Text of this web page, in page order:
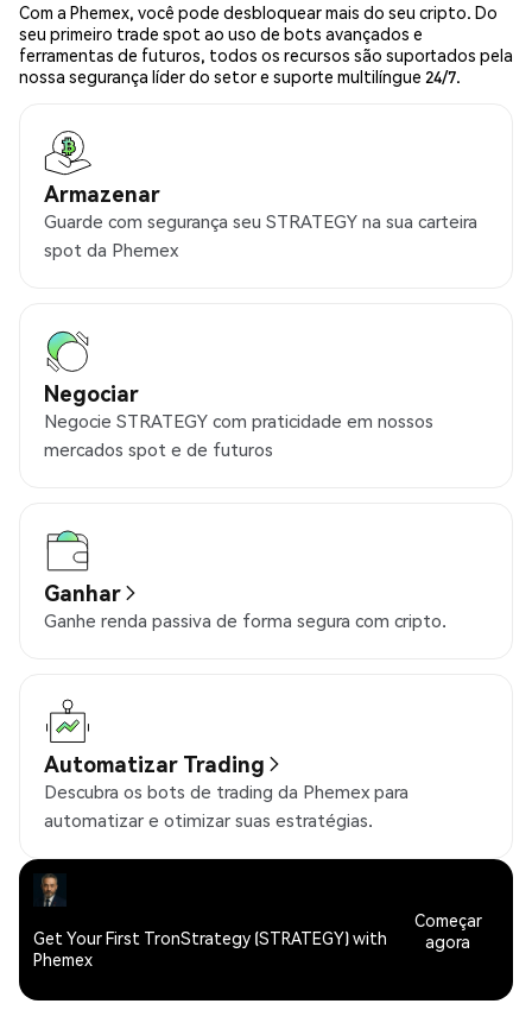
Com a Phemex, você pode desbloquear mais do seu cripto. Do
seu primeiro trade spot ao uso de bots avançados e
ferramentas de futuros, todos os recursos são suportados pela
nossa segurança líder do setor e suporte multilíngue 24/7.
Armazenar
Guarde com segurança seu STRATEGY na sua carteira
spot da Phemex
Negociar
Negocie STRATEGY com praticidade em nossos
mercados spot e de futuros
Ganhar
Ganhe renda passiva de forma segura com cripto.
Automatizar Trading
Descubra os bots de trading da Phemex para
automatizar e otimizar suas estratégias.
Get Your First TronStrategy (STRATEGY) with
Phemex
Começar
agora